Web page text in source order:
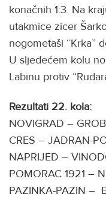
konačnih 1:3. Na
utakmice zicer
nogometaši “Krka”
U sljedećem kolu
Labinu protiv
Rezultati 22. kola:
NOVIGRAD –
CRES – JADRAN-
NAPRIJED –
POMORAC 1921 –
PAZINKA-PAZIN –